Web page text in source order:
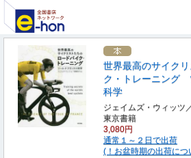
世界最高のサイク
ク・トレーニング
科学
ジェイムズ・ウィッ
東京書籍
3,080円
通常１～２日で出荷
(！お盆時期の出荷につ